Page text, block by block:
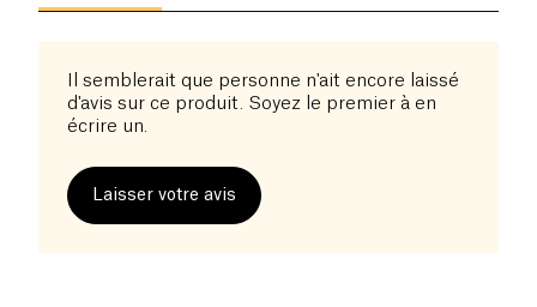
Il semblerait que personne n'ait encore laissé
d'avis sur ce produit. Soyez le premier à en
écrire un.
Laisser votre avis